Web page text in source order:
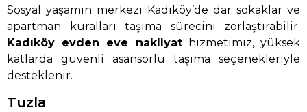
Sosyal yaşamın merkezi Kadıköy’de dar sokaklar ve
apartman kuralları taşıma sürecini zorlaştırabilir.
Kadıköy evden eve nakliyathizmetimiz, yüksek
katlarda güvenli asansörlü taşıma seçenekleriyle
desteklenir.
Tuzla